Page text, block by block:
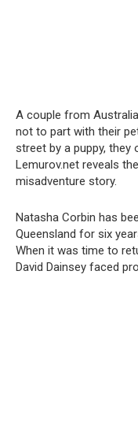
A couple from
not to part with their
street by a puppy, they
Lemurov.net reveals
misadventure story.
Natasha Corbin has
Queensland for six
When it was time to
David Dainsey faced